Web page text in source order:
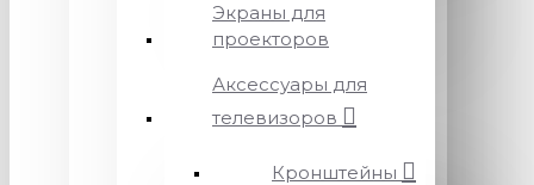
Экраны для
проекторов
Аксессуары для
телевизоров
Кронштейны